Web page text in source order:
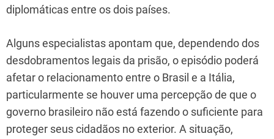
diplomáticas entre os dois países.
Alguns especialistas apontam que, dependendo dos
desdobramentos legais da prisão, o episódio poderá
afetar o relacionamento entre o Brasil e a Itália,
particularmente se houver uma percepção de que o
governo brasileiro não está fazendo o suficiente para
proteger seus cidadãos no exterior. A situação,